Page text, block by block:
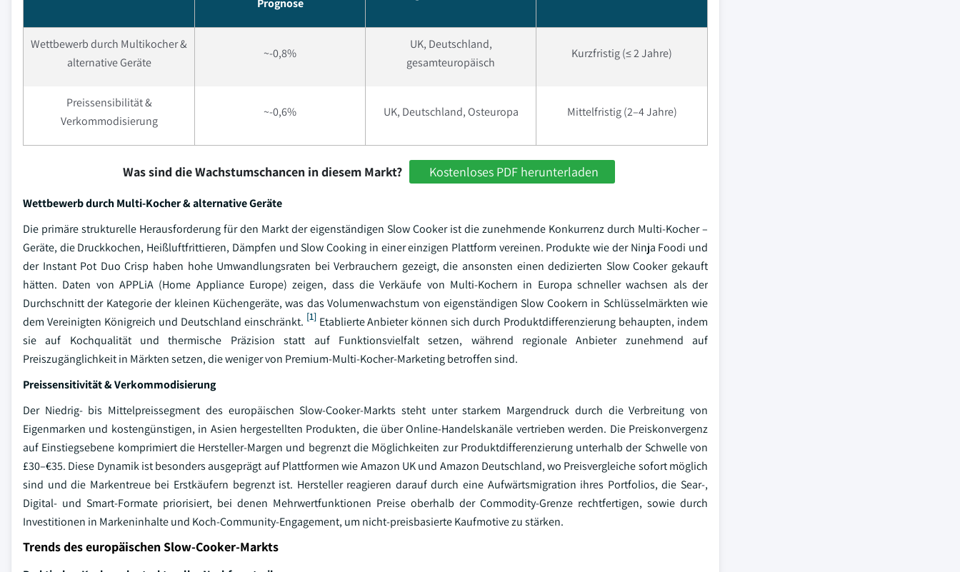
Prognose
Wettbewerb durch Multikocher &
alternative Geräte
~-0,8%
UK, Deutschland,
gesamteuropäisch
Kurzfristig (≤ 2 Jahre)
Preissensibilität &
Verkommodisierung
~-0,6% UK, Deutschland, Osteuropa Mittelfristig (2–4 Jahre)
Was sind die Wachstumschancen in diesem Markt? Kostenloses PDF herunterladen
Wettbewerb durch Multi-Kocher & alternative Geräte
Die primäre strukturelle Herausforderung für den Markt der eigenständigen Slow Cooker ist die zunehmende Konkurrenz durch Multi-Kocher –
Geräte, die Druckkochen, Heißluftfrittieren, Dämpfen und Slow Cooking in einer einzigen Plattform vereinen. Produkte wie der Ninja Foodi und
der Instant Pot Duo Crisp haben hohe Umwandlungsraten bei Verbrauchern gezeigt, die ansonsten einen dedizierten Slow Cooker gekauft
hätten. Daten von APPLiA (Home Appliance Europe) zeigen, dass die Verkäufe von Multi-Kochern in Europa schneller wachsen als der
Durchschnitt der Kategorie der kleinen Küchengeräte, was das Volumenwachstum von eigenständigen Slow Cookern in Schlüsselmärkten wie
dem Vereinigten Königreich und Deutschland einschränkt. [1]Etablierte Anbieter können sich durch Produktdifferenzierung behaupten, indem
sie auf Kochqualität und thermische Präzision statt auf Funktionsvielfalt setzen, während regionale Anbieter zunehmend auf
Preiszugänglichkeit in Märkten setzen, die weniger von Premium-Multi-Kocher-Marketing betroffen sind.
Preissensitivität & Verkommodisierung
Der Niedrig- bis Mittelpreissegment des europäischen Slow-Cooker-Markts steht unter starkem Margendruck durch die Verbreitung von
Eigenmarken und kostengünstigen, in Asien hergestellten Produkten, die über Online-Handelskanäle vertrieben werden. Die Preiskonvergenz
auf Einstiegsebene komprimiert die Hersteller-Margen und begrenzt die Möglichkeiten zur Produktdifferenzierung unterhalb der Schwelle von
£30–€35. Diese Dynamik ist besonders ausgeprägt auf Plattformen wie Amazon UK und Amazon Deutschland, wo Preisvergleiche sofort möglich
sind und die Markentreue bei Erstkäufern begrenzt ist. Hersteller reagieren darauf durch eine Aufwärtsmigration ihres Portfolios, die Sear-,
Digital- und Smart-Formate priorisiert, bei denen Mehrwertfunktionen Preise oberhalb der Commodity-Grenze rechtfertigen, sowie durch
Investitionen in Markeninhalte und Koch-Community-Engagement, um nicht-preisbasierte Kaufmotive zu stärken.
Trends des europäischen Slow-Cooker-Markts